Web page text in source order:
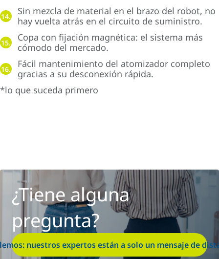
14.
Sin mezcla de material en el brazo del robot, no
hay vuelta atrás en el circuito de suministro.
15.
Copa con fijación magnética: el sistema más
cómodo del mercado.
16.
Fácil mantenimiento del atomizador completo
gracias a su desconexión rápida.
*lo que suceda primero
¿Tiene alguna
pregunta?
nuestros expertos están a solo un mensaje de